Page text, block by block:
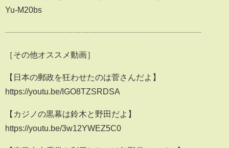
Yu-M20bs
┈┈┈┈┈┈┈┈┈┈┈┈┈┈┈┈┈┈┈┈┈┈┈┈
［その他オススメ動画］
【日本の郵政を狂わせたのは菅さんだよ】
https://youtu.be/IGO8TZSRDSA
【カジノの黒幕は鈴木と野田だよ】
https://youtu.be/3w12YWEZ5C0